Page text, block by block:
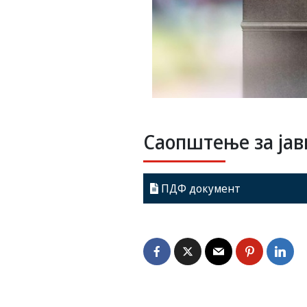
Саопштење за
ПДФ документ